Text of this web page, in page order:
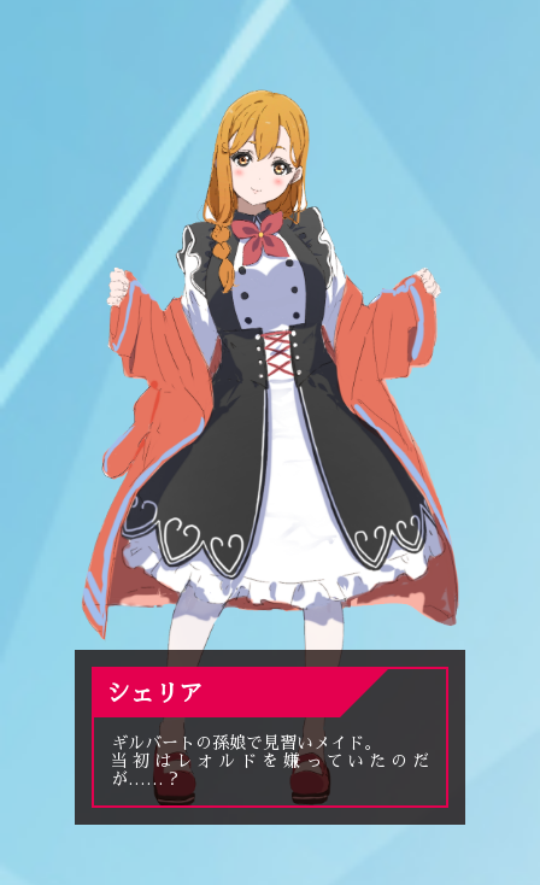
シェリア
ギルバートの孫娘で見習いメイド。
当初はレオルドを嫌っていたのだ
が……？